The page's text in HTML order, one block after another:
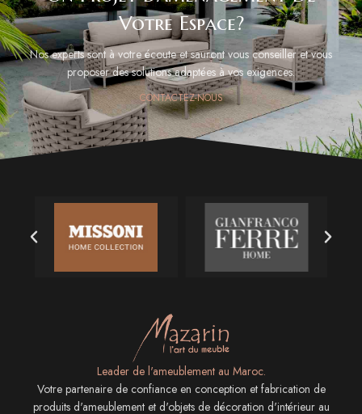
Votre Espace?
Nos experts sont à votre écoute et sauront vous conseiller et vous
proposer des solutions adaptées à vos exigences.
CONTACTEZ-NOUS
Leader de l'ameublement au Maroc.
Votre partenaire de confiance en conception et fabrication de
produits d'ameublement et d'objets de décoration d'intérieur au